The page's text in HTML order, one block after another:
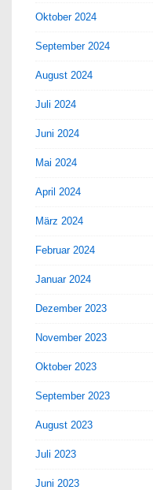
Oktober 2024
September 2024
August 2024
Juli 2024
Juni 2024
Mai 2024
April 2024
März 2024
Februar 2024
Januar 2024
Dezember 2023
November 2023
Oktober 2023
September 2023
August 2023
Juli 2023
Juni 2023